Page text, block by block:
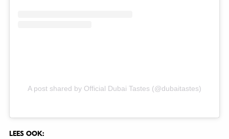
A post shared by Official Dubai Tastes (@dubaitastes)
LEES OOK: